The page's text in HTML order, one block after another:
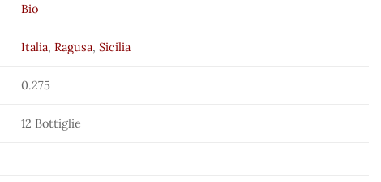
Bio
Italia,Ragusa,Sicilia
0.275
12 Bottiglie